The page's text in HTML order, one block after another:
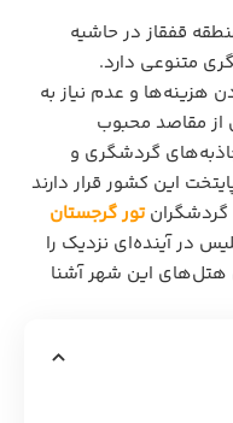
قفقاز در حاشیه
متنوعی دارد.
هزینه‌ها و عدم نیاز به
از مقاصد محبوب
گردشگری و
این کشور قرار دارند
گردشگرانتور گرجستان
در آینده‌ای نزدیک را
هتل‌های این شهر آشنا